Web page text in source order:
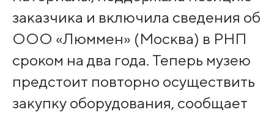
заказчика и включила сведения об
ООО «Люммен» (Москва) в РНП
сроком на два года. Теперь музею
предстоит повторно осуществить
закупку оборудования, сообщает